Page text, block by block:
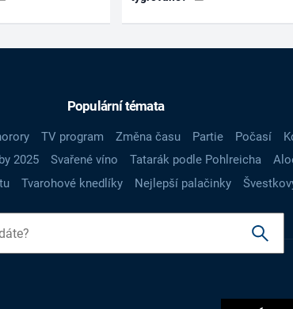
Populární témata
TV program Změna času Partie Počasí
2025 Svařené víno Tatarák podle Pohlreicha
Tvarohové knedlíky Nejlepší palačinky